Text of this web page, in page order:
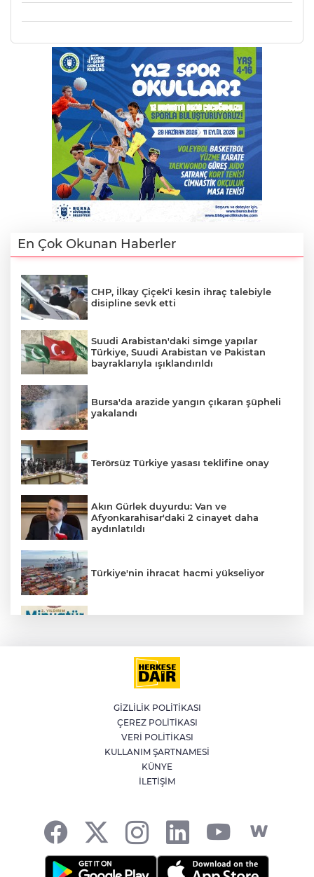
En Çok Okunan Haberler
CHP, İlkay Çiçek'i kesin ihraç talebiyle
disipline sevk etti
Suudi Arabistan'daki simge yapılar
Türkiye, Suudi Arabistan ve Pakistan
bayraklarıyla ışıklandırıldı
Bursa'da arazide yangın çıkaran şüpheli
yakalandı
Terörsüz Türkiye yasası teklifine onay
Akın Gürlek duyurdu: Van ve
Afyonkarahisar'daki 2 cinayet daha
aydınlatıldı
Türkiye'nin ihracat hacmi yükseliyor
Kağıthane'de 104 kilogram uyuşturucu
ele geçirildi
Türkiye, Suudi Arabistan ve Pakistan'dan
Mekke Savunma Anlaşması
İran'dan Müslümanlara kötü niyetli dış
GİZLİLİK POLİTİKASI
ÇEREZ POLİTİKASI
VERİ POLİTİKASI
KULLANIM ŞARTNAMESİ
KÜNYE
İLETİŞİM